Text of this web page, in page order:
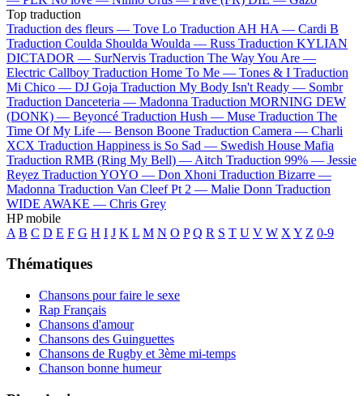
Top traduction
Traduction des fleurs — Tove Lo Traduction AH HA — Cardi B
Traduction Coulda Shoulda Woulda — Russ Traduction KYLIAN
DICTADOR — SurNervis Traduction The Way You Are —
Electric Callboy Traduction Home To Me — Tones & I Traduction
Mi Chico — DJ Goja Traduction My Body Isn't Ready — Sombr
Traduction Danceteria — Madonna Traduction MORNING DEW
(DONK) — Beyoncé Traduction Hush — Muse Traduction The
Time Of My Life — Benson Boone Traduction Camera — Charli
XCX Traduction Happiness is So Sad — Swedish House Mafia
Traduction RMB (Ring My Bell) — Aitch Traduction 99% — Jessie
Reyez Traduction YOYO — Don Xhoni Traduction Bizarre —
Madonna Traduction Van Cleef Pt 2 — Malie Donn Traduction
WIDE AWAKE — Chris Grey
HP mobile
A B C D E F G H I J K L M N O P Q R S T U V W X Y Z 0-9
Thématiques
Chansons pour faire le sexe
Rap Français
Chansons d'amour
Chansons des Guinguettes
Chansons de Rugby et 3ème mi-temps
Chanson bonne humeur